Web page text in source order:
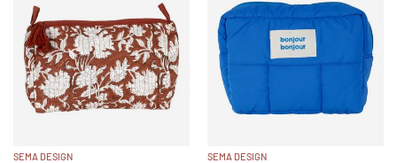
SEMA DESIGN
SEMA DESIGN